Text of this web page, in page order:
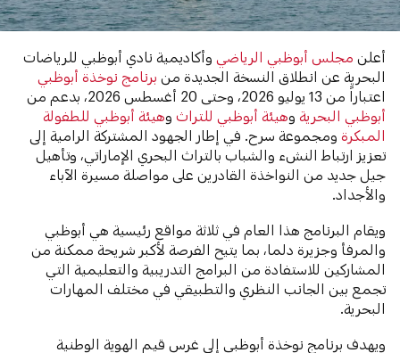
أعلنمجلس أبوظبي الرياضي وأكاديمية نادي أبوظبي للرياضات
البحرية عن انطلاق النسخة الجديدة منبرنامج نوخذة أبوظبي
اعتباراً من 13 يوليو 2026، وحتى 20 أغسطس 2026، بدعم من
أبوظبي البحريةوهيئة أبوظبي للتراثوهيئة أبوظبي للطفولة
المبكرةومجموعة سرح. في إطار الجهود المشتركة الرامية إلى
تعزيز ارتباط النشء والشباب بالتراث البحري الإماراتي، وتأهيل
جيل جديد من النواخذة القادرين على مواصلة مسيرة الآباء
والأجداد.
ويقام البرنامج هذا العام في ثلاثة مواقع رئيسية هي أبوظبي
والمرفأ وجزيرة دلما، بما يتيح الفرصة لأكبر شريحة ممكنة من
المشاركين للاستفادة من البرامج التدريبية والتعليمية التي
تجمع بين الجانب النظري والتطبيقي في مختلف المهارات
البحرية.
ويهدف برنامج نوخذة أبوظبي إلى غرس قيم الهوية الوطنية